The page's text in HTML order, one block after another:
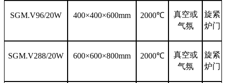
SGM.V96/20W 400×400×600mm 2000℃
真空或
气氛
旋紧
炉门
SGM.V288/20W 600×600×800mm 2000℃
真空或
气氛
旋紧
炉门